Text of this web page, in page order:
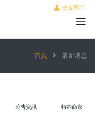
會員專區
首頁 最新消息
公告資訊 特約商家